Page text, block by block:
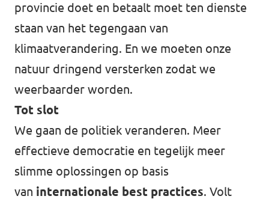
provincie doet en betaalt moet ten dienste
staan van het tegengaan van
klimaatverandering. En we moeten onze
natuur dringend versterken zodat we
weerbaarder worden.
Tot slot
We gaan de politiek veranderen. Meer
effectieve democratie en tegelijk meer
slimme oplossingen op basis
van internationale best practices. Volt